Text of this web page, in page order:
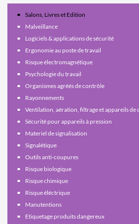
Salons, Livres et Edition
Malveillance
Logiciels & applications de sécurité
Ergonomie au poste de travail
Risque électromagnétique
Psychologie du travail
Organismes agréés de contrôle
Rayonnements
Ventilation, aération, filtrage et appareils
Sécurité pour appareils à pression
Materiel de signalisation
Signalétique
Outils anti-coupures
Risque biologique
Risque chimique
Risque éléctrique
Manutentions
Etiquetage produits dangereux